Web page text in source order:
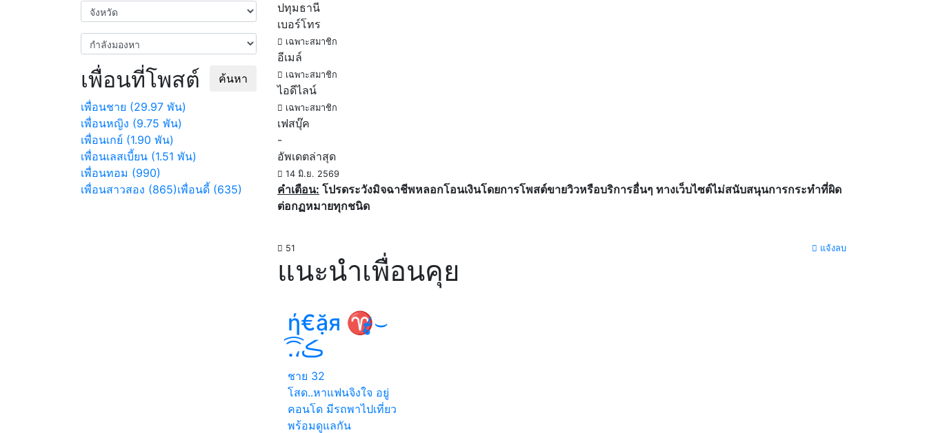
ค้นหา
เพื่อนที่โพสต์
เพื่อนชาย (29.97 พัน)
เพื่อนหญิง (9.75 พัน)
เพื่อนเกย์ (1.90 พัน)
เพื่อนเลสเบี้ยน (1.51 พัน)
เพื่อนทอม (990)
เพื่อนสาวสอง (865)เพื่อนดี้ (635)
ปทุมธานี
เบอร์โทร
เฉพาะสมาชิก
อีเมล์
เฉพาะสมาชิก
ไอดีไลน์
เฉพาะสมาชิก
เฟสบุ๊ค
-
อัพเดตล่าสุด
14 มิ.ย. 2569
คำเตือน: โปรดระวังมิจฉาชีพหลอกโอนเงินโดยการโพสต์ขายวิวหรือบริการอื่นๆ ทางเว็บไซต์ไม่สนับสนุนการกระทำที่ผิด
ต่อกฏหมายทุกชนิด
51 แจ้งลบ
แนะนำเพื่อนคุย
ή€ặя ♈̷̴̷̴̣̥⌣
.͡،͡ڪ
ชาย 32
โสด..หาแฟนจิงใจ อยู่
คอนโด มีรถพาไปเที่ยว
พร้อมดูแลกัน